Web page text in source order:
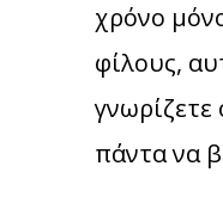
χρόνο
φίλους,
γνωρίζετε
πάντα να